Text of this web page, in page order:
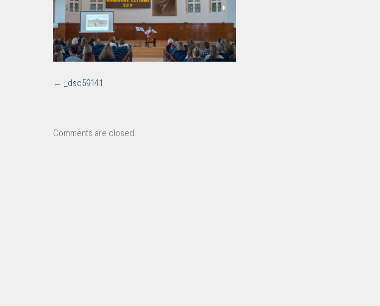
← _dsc59141
Comments are closed.